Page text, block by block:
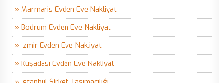
» Marmaris Evden Eve Nakliyat
» Bodrum Evden Eve Nakliyat
» İzmir Evden Eve Nakliyat
» Kuşadası Evden Eve Nakliyat